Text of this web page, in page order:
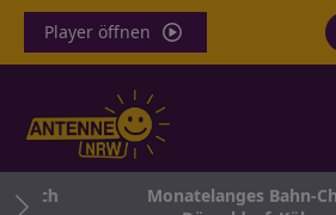
Player öffnen
Monatelanges Bahn-